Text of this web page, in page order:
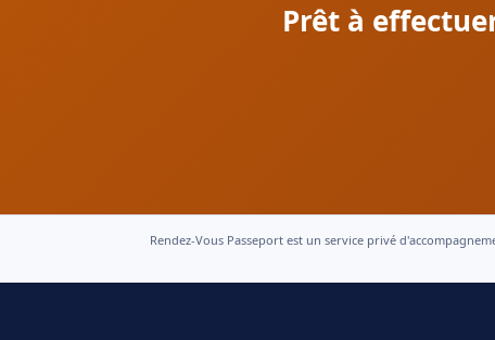
Prêt à
Rendez-Vous Passeport est un service privé